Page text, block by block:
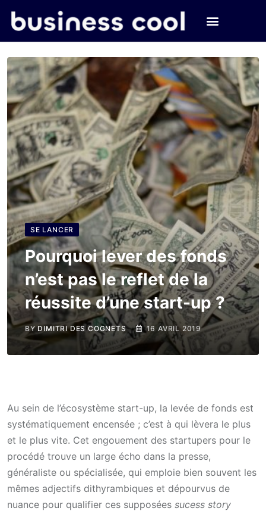
SE LANCER
Pourquoi lever des fonds
n’est pas le reflet de la
réussite d’une start-up ?
BYDIMITRI DES COGNETS 16 AVRIL 2019
Au sein de l’écosystème start-up, la levée de fonds est
systématiquement encensée ; c’est à qui lèvera le plus
et le plus vite. Cet engouement des startupers pour le
procédé trouve un large écho dans la presse,
généraliste ou spécialisée, qui emploie bien souvent les
mêmes adjectifs dithyrambiques et dépourvus de
nuance pour qualifier ces supposées sucess story